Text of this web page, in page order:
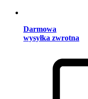
Darmowa
wysyłka zwrotna